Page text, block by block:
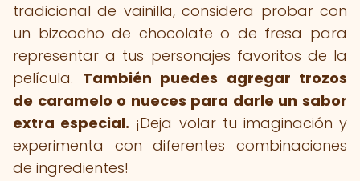
tradicional de vainilla, considera probar con
un bizcocho de chocolate o de fresa para
representar a tus personajes favoritos de la
película. También puedes agregar trozos
de caramelo o nueces para darle un sabor
extra especial. ¡Deja volar tu imaginación y
experimenta con diferentes combinaciones
de ingredientes!